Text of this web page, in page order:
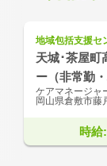
地域包括支援セ
天城･茶屋町
ー（非常勤・
ケアマネージャ
岡山県倉敷市藤
時給